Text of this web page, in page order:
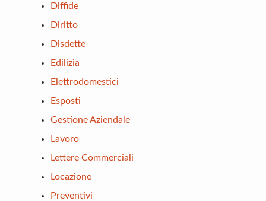
Diffide
Diritto
Disdette
Edilizia
Elettrodomestici
Esposti
Gestione Aziendale
Lavoro
Lettere Commerciali
Locazione
Preventivi